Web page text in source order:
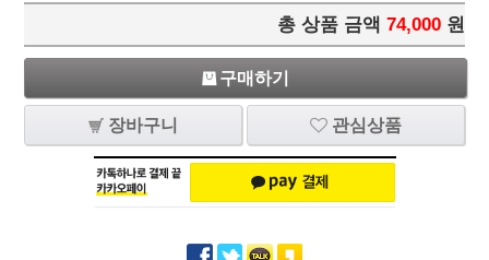
총 상품 금액 74,000 원
구매하기
장바구니 관심상품